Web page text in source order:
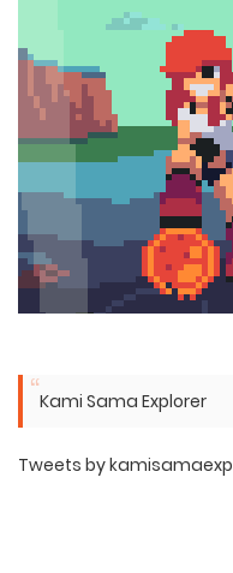
Kami Sama Explorer
Tweets by kamisamaexp